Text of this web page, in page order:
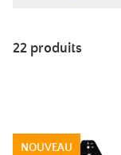
22 produits
NOUVEAU